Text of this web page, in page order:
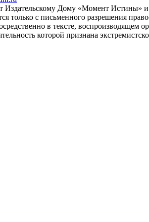
Дому «Момент Истины» и
только с письменного разрешения
в тексте, воспроизводящем
которой признана